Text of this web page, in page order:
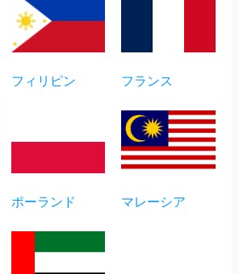
フィリピン フランス
ポーランド マレーシア